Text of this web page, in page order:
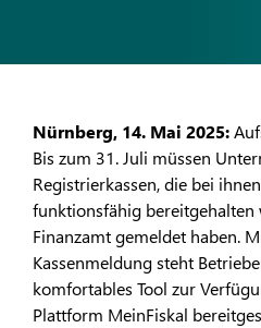
Nürnberg, 14. Mai 2025:
Bis zum 31. Juli müssen
Registrierkassen, die bei
funktionsfähig bereitgehalten
Finanzamt gemeldet haben.
Kassenmeldung steht
komfortables Tool zur
Plattform MeinFiskal